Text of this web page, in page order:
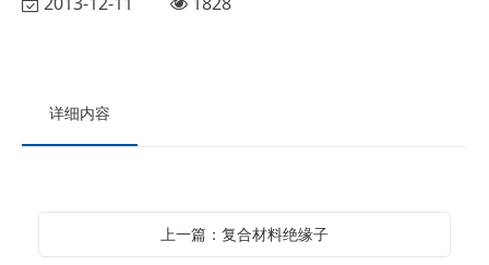
详细内容
上一篇：复合材料绝缘子